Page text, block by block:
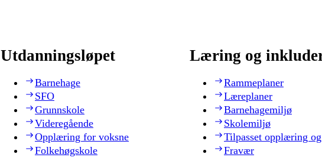
Utdanningsløpet
Barnehage
SFO
Grunnskole
Videregående
Opplæring for voksne
Folkehøgskole
Læring og
Rammeplaner
Læreplaner
Barnehagemiljø
Skolemiljø
Tilpasset opplæring
Fravær